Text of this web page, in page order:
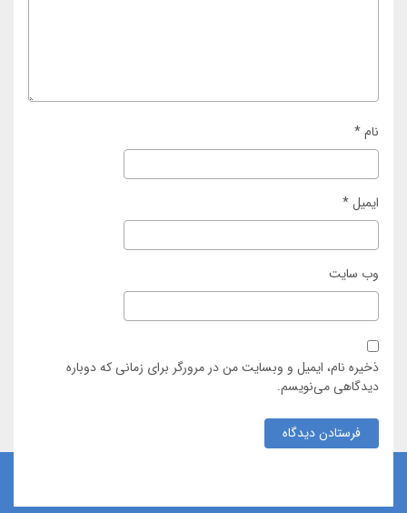
نام*
ایمیل*
وب‌ سایت
ذخیره نام، ایمیل و وبسایت من در مرورگر برای زمانی که دوباره
دیدگاهی می‌نویسم.